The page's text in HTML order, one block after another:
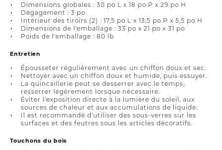
Dimensions globales : 30 po L x 18 po P x 29 po H
Dégagement : 3 po
Intérieur des tiroirs (2) : 17,5 po L x 13,5 po P x 5,5 po H
Dimensions de l'emballage : 33 po x 21 po x 31 po
Poids de l'emballage : 80 lb
Entretien
Épousseter régulièrement avec un chiffon doux et sec.
Nettoyer avec un chiffon doux et humide, puis essuyer.
La quincaillerie peut se desserrer avec le temps;
resserrer légèrement lorsque nécessaire.
Éviter l'exposition directe à la lumière du soleil, aux
sources de chaleur et aux accumulations de liquide.
Il est recommandé d'utiliser des sous-verres sur les
surfaces et des feutres sous les articles décoratifs.
Touchons du bois